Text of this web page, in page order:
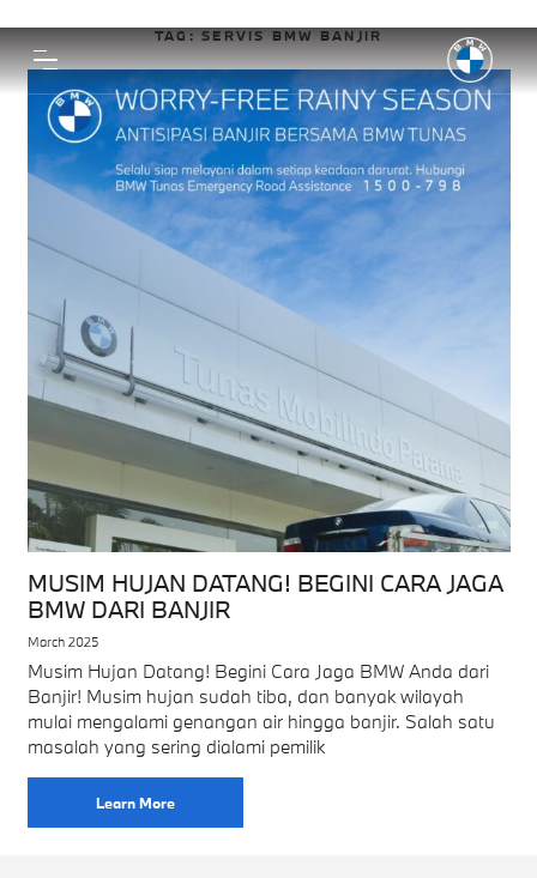
TAG:SERVIS BMW BANJIR
MUSIM HUJAN DATANG! BEGINI CARA JAGA
BMW DARI BANJIR
March 2025
Musim Hujan Datang! Begini Cara Jaga BMW Anda dari
Banjir! Musim hujan sudah tiba, dan banyak wilayah
mulai mengalami genangan air hingga banjir. Salah satu
masalah yang sering dialami pemilik
Learn More